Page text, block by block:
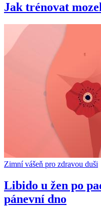
Jak trénovat
Zimní vášeň pro zdravou duši
Libido u žen po
pánevní dno